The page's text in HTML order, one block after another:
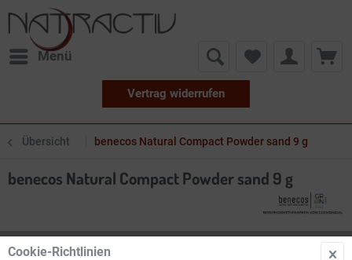
Menü
Vertrag widerrufen
Übersicht benecos Natural Compact Powder sand 9 g
benecos Natural Compact Powder sand 9 g
Cookie-Richtlinien